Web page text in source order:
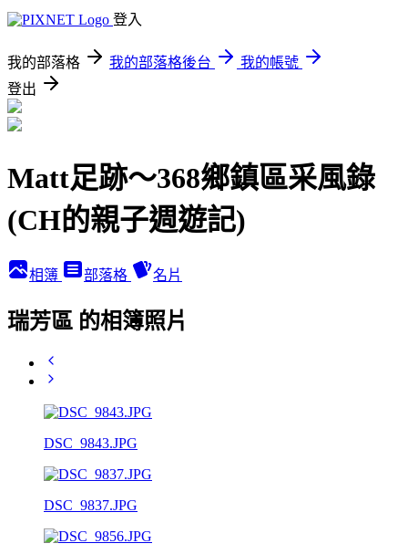
登入
我的部落格 我的部落格後台
我的帳號
登出
Matt足跡～368鄉鎮區采風錄
(CH的親子週遊記)
相簿 部落格 名片
瑞芳區 的相簿照片
DSC_9843.JPG
DSC_9837.JPG